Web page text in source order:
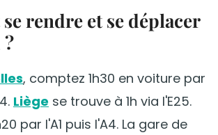
rendre et se déplacer
, comptez 1h30 en voiture par
Liège se trouve à 1h via l'E25.
par l'A1 puis l'A4. La gare de